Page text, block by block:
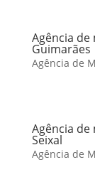
Agência
Guimarães
Agência de
Agência
Seixal
Agência de